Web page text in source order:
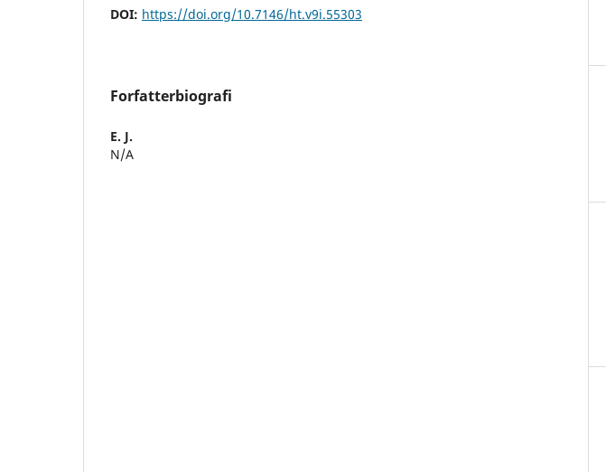
DOI: https://doi.org/10.7146/ht.v9i.55303
Forfatterbiografi
E. J.
N/A